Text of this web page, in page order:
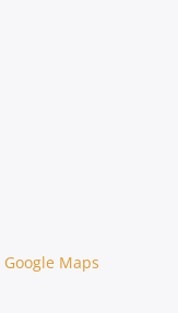
Google Maps